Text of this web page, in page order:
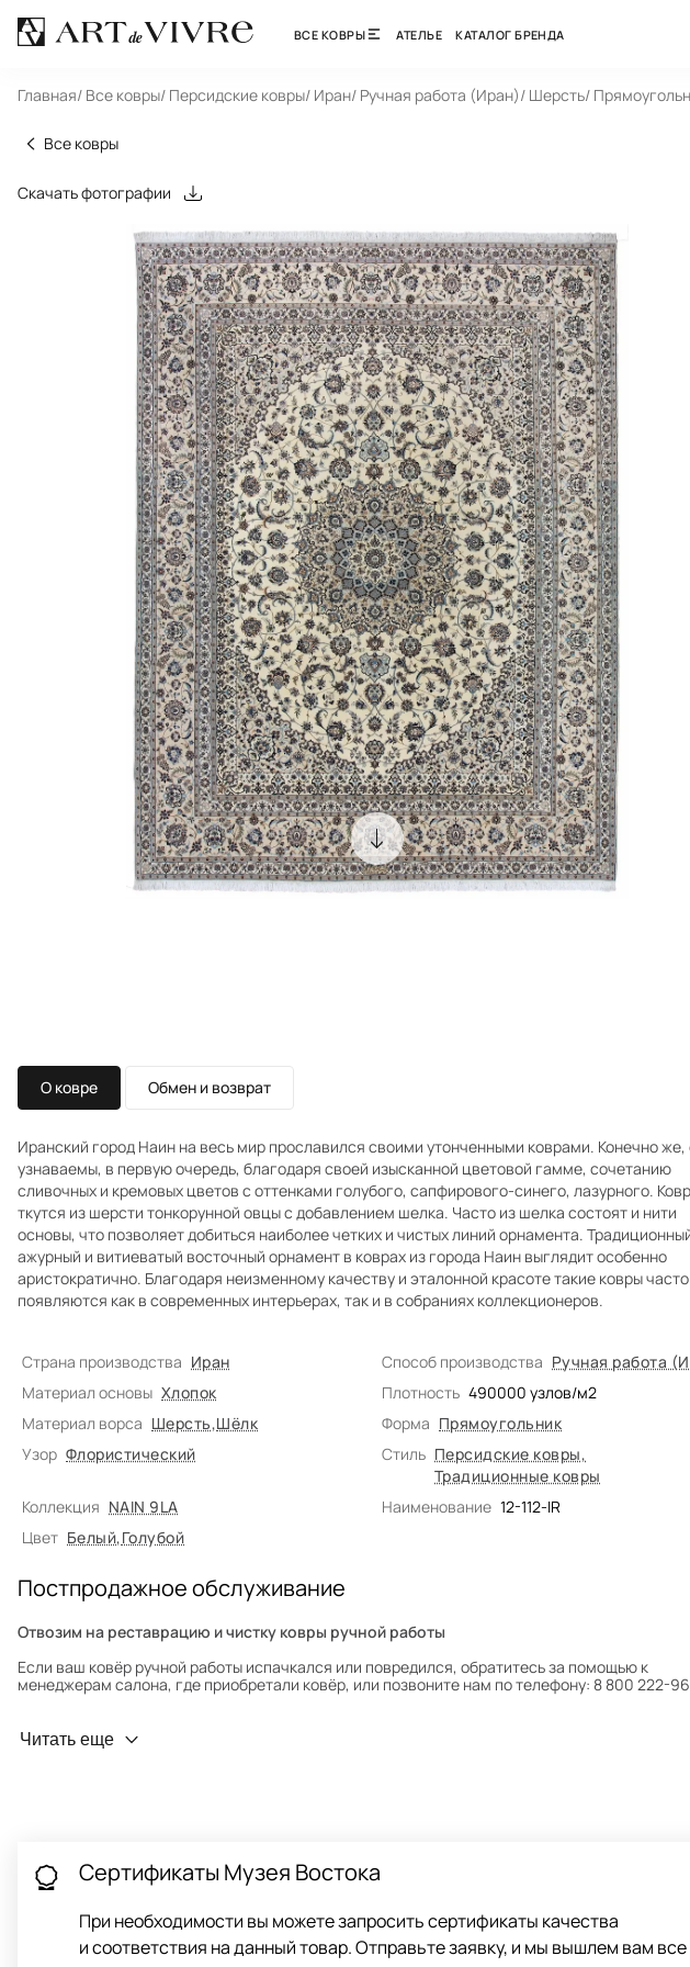
ВСЕ КОВРЫ АТЕЛЬЕ КАТАЛОГ БРЕНДА
Главная/ Все ковры/ Персидские ковры/ Иран/ Ручная работа (Иран)/ Шерсть/
Все ковры
Скачать фотографии
О ковре Обмен и возврат
Иранский город Наин на весь мир прославился своими утонченными коврами. Конечно же,
узнаваемы, в первую очередь, благодаря своей изысканной цветовой гамме, сочетанию
сливочных и кремовых цветов с оттенками голубого, сапфирового-синего, лазурного.
ткутся из шерсти тонкорунной овцы с добавлением шелка. Часто из шелка состоят и нити
основы, что позволяет добиться наиболее четких и чистых линий орнамента.
ажурный и витиеватый восточный орнамент в коврах из города Наин выглядит особенно
аристократично. Благодаря неизменному качеству и эталонной красоте такие ковры часто
появляются как в современных интерьерах, так и в собраниях коллекционеров.
Страна производства Иран Способ производства Ручная работа
Материал основы Хлопок Плотность 490000 узлов/м2
Материал ворса Шерсть,Шёлк Форма Прямоугольник
Узор Флористический Стиль Персидские ковры,
Традиционные ковры
Коллекция NAIN 9LA Наименование 12-112-IR
Цвет Белый,Голубой
Постпродажное обслуживание
Отвозим на реставрацию и чистку ковры ручной работы
Если ваш ковёр ручной работы испачкался или повредился, обратитесь за помощью к
менеджерам салона, где приобретали ковёр, или позвоните нам по телефону: 8 800 222-
Профилактика износа
привозите его в салон.
Читать еще
Сертификаты Музея Востока
При необходимости вы можете запросить сертификаты качества
и соответствия на данный товар. Отправьте заявку, и мы вышлем вам все